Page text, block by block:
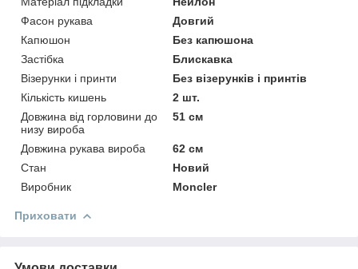
Фасон рукава
Довгий
Капюшон
Без капюшона
Застібка
Блискавка
Візерунки і принти
Без візерунків і принтів
Кількість кишень
2 шт.
Довжина від горловини до
низу вироба
51 см
Довжина рукава вироба
62 см
Стан
Новий
Виробник
Moncler
Приховати